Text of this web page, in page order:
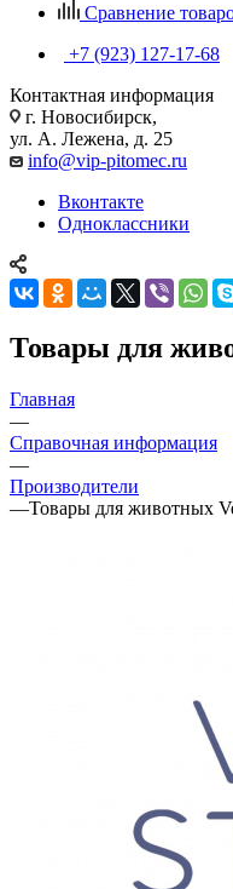
Сравнение
+7 (923) 127-17-68
Контактная информация
г. Новосибирск,
ул. А. Лежена, д. 25
info@vip-pitomec.ru
Вконтакте
Одноклассники
Товары для
Главная
—
Справочная информация
—
Производители
—Товары для животных